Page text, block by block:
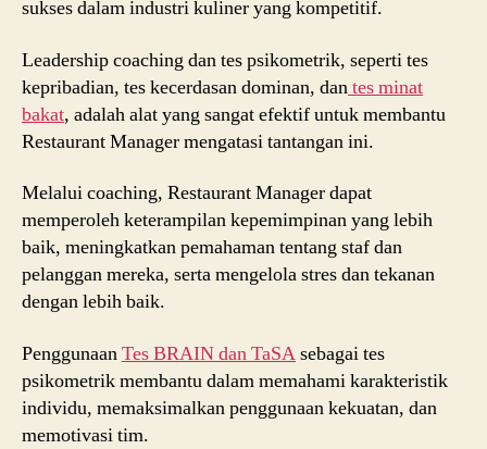
sukses dalam industri kuliner yang kompetitif.
Leadership coaching dan tes psikometrik, seperti tes
kepribadian, tes kecerdasan dominan, dantes minat
bakat, adalah alat yang sangat efektif untuk membantu
Restaurant Manager mengatasi tantangan ini.
Melalui coaching, Restaurant Manager dapat
memperoleh keterampilan kepemimpinan yang lebih
baik, meningkatkan pemahaman tentang staf dan
pelanggan mereka, serta mengelola stres dan tekanan
dengan lebih baik.
PenggunaanTes BRAIN dan TaSAsebagai tes
psikometrik membantu dalam memahami karakteristik
individu, memaksimalkan penggunaan kekuatan, dan
memotivasi tim.